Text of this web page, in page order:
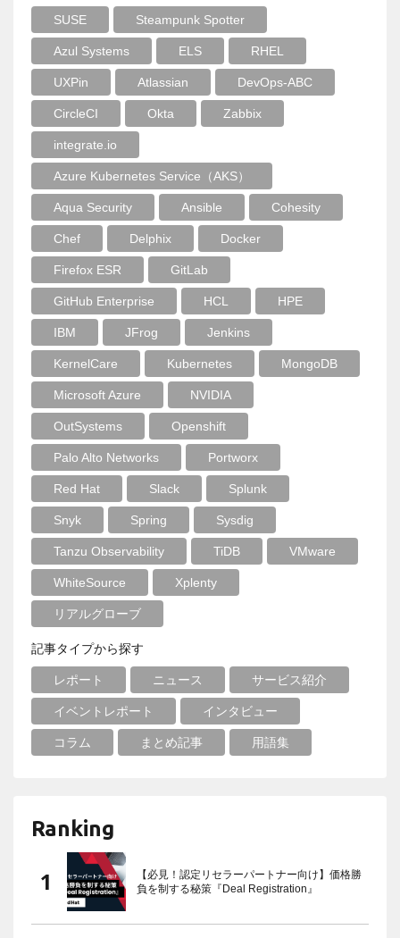
SUSE Steampunk Spotter
Azul Systems ELS RHEL
UXPin Atlassian DevOps-ABC
CircleCI Okta Zabbix
integrate.io
Azure Kubernetes Service（AKS）
Aqua Security Ansible Cohesity
Chef Delphix Docker
Firefox ESR GitLab
GitHub Enterprise HCL HPE
IBM JFrog Jenkins
KernelCare Kubernetes MongoDB
Microsoft Azure NVIDIA
OutSystems Openshift
Palo Alto Networks Portworx
Red Hat Slack Splunk
Snyk Spring Sysdig
Tanzu Observability TiDB VMware
WhiteSource Xplenty
リアルグローブ
記事タイプから探す
レポート ニュース サービス紹介
イベントレポート インタビュー
コラム まとめ記事 用語集
Ranking
【必見！認定リセラーパートナー向け】価格勝
負を制する秘策『Deal Registration』